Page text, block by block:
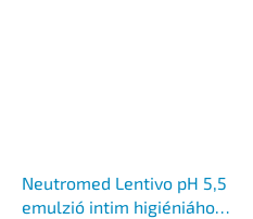
Neutromed Lentivo pH 5,5
emulzió intim higiéniához